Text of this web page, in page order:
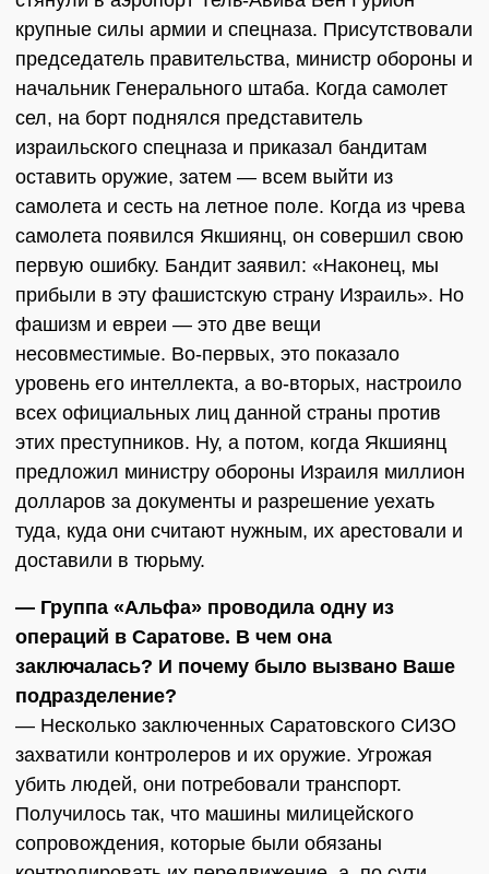
крупные силы армии и спецназа. Присутствовали
председатель правительства, министр обороны и
начальник Генерального штаба. Когда самолет
сел, на борт поднялся представитель
израильского спецназа и приказал бандитам
оставить оружие, затем — всем выйти из
самолета и сесть на летное поле. Когда из чрева
самолета появился Якшиянц, он совершил свою
первую ошибку. Бандит заявил: «Наконец, мы
прибыли в эту фашистскую страну Израиль». Но
фашизм и евреи — это две вещи
несовместимые. Во-первых, это показало
уровень его интеллекта, а во-вторых, настроило
всех официальных лиц данной страны против
этих преступников. Ну, а потом, когда Якшиянц
предложил министру обороны Израиля миллион
долларов за документы и разрешение уехать
туда, куда они считают нужным, их арестовали и
доставили в тюрьму.
— Группа «Альфа» проводила одну из
операций в Саратове. В чем она
заключалась? И почему было вызвано Ваше
подразделение?
— Несколько заключенных Саратовского СИЗО
захватили контролеров и их оружие. Угрожая
убить людей, они потребовали транспорт.
Получилось так, что машины милицейского
сопровождения, которые были обязаны